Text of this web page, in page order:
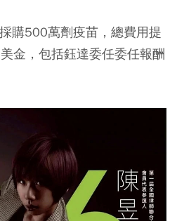
購500萬劑疫苗，總費用提
金，包括鈺達委任委任報酬